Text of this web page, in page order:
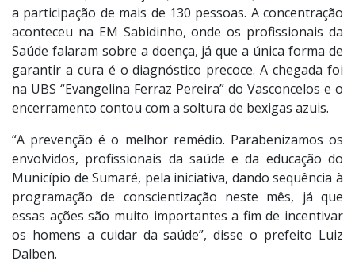
a participação de mais de 130 pessoas. A concentração
aconteceu na EM Sabidinho, onde os profissionais da
Saúde falaram sobre a doença, já que a única forma de
garantir a cura é o diagnóstico precoce. A chegada foi
na UBS “Evangelina Ferraz Pereira” do Vasconcelos e o
encerramento contou com a soltura de bexigas azuis.
“A prevenção é o melhor remédio. Parabenizamos os
envolvidos, profissionais da saúde e da educação do
Município de Sumaré, pela iniciativa, dando sequência à
programação de conscientização neste mês, já que
essas ações são muito importantes a fim de incentivar
os homens a cuidar da saúde”, disse o prefeito Luiz
Dalben.